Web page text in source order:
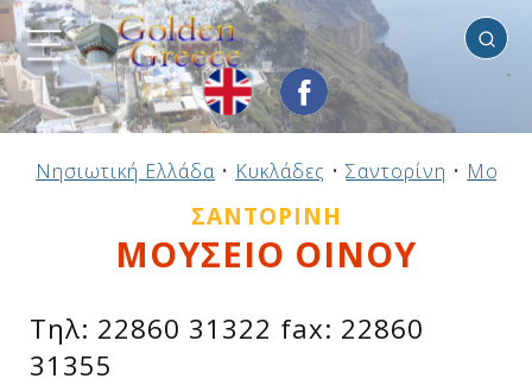
Προηγούμενο
Ελλάδα
Προηγούμενο
Αργοσαρωνικός
Προηγούμενο
B. & Α. Αιγαίο
Προηγούμενο
Δωδεκάνησα
Προηγούμενο
Ιόνια Νησιά
Προηγούμενο
Κρήτη
Προηγούμενο
Κυκλάδες
Προηγούμενο
Σποράδες
Προηγούμενο
Ελλάδα
Προηγούμενο
Ήπειρος
Προηγούμενο
Θεσσαλία
Προηγούμενο
Θράκη
Προηγούμενο
Μακεδονία
Προηγούμενο
Πελοπόννησος
Προηγούμενο
Στερεά Ελλάδα
Σαντορίνη
Νησιωτική Ελλάδα • Κυκλάδες •Σαντορίνη •
ΣΑΝΤΟΡΊΝΗ
ΜΟΥΣΕΙΟ ΟΙΝΟΥ
Τηλ: 22860 31322 fax: 22860
31355